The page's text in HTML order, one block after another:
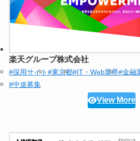
楽天グループ株式会社
#採用サイト#東京都#IT・Web業界#金融
#中途募集
View More